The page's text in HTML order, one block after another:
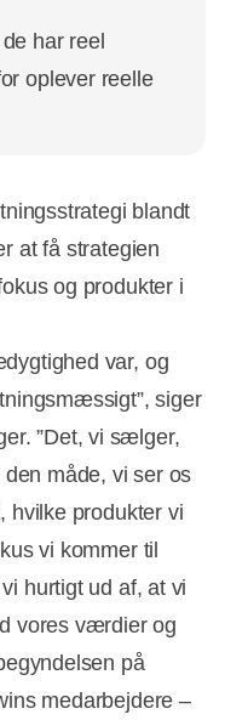
har reel
oplever reelle
blandt
at få strategien
og produkter i
var, og
siger
”Det, vi sælger,
måde, vi ser os
hvilke produkter vi
vi kommer til
hurtigt ud af, at vi
vores værdier og
på
medarbejdere –